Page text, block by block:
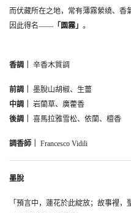
而伏藏所在之地，常有薄霧縈繞、香
因此得名—— 「園霧」 。
香調｜ 辛香木質調
前調｜
墨脫山胡椒、生薑
中調｜
岩蘭草、廣藿香
後調｜
喜馬拉雅雪松、依蘭、檀香
調香師｜ Francesco Vidili
墨脫
「預言中，蓮花於此綻放；故事裡，